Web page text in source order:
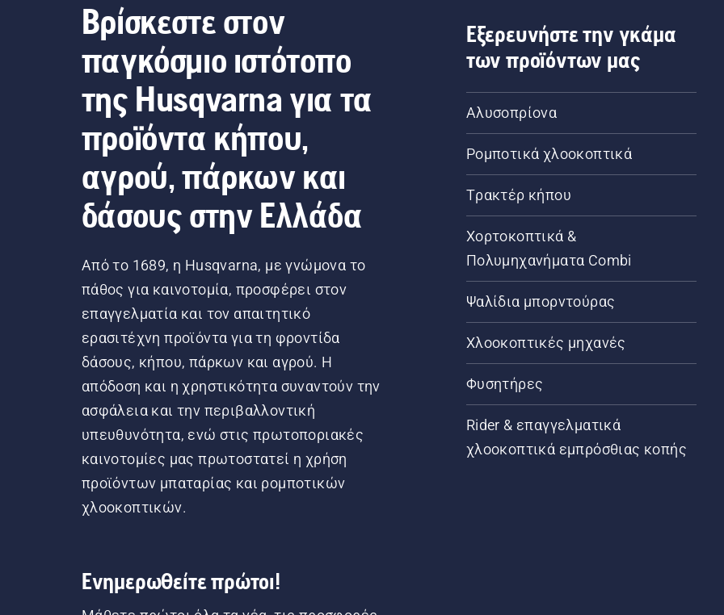
Βρίσκεστε στον
παγκόσμιο ιστότοπο
της Husqvarna για τα
προϊόντα κήπου,
αγρού, πάρκων και
δάσους στην Ελλάδα
Από το 1689, η Husqvarna, με γνώμονα το
πάθος για καινοτομία, προσφέρει στον
επαγγελματία και τον απαιτητικό
ερασιτέχνη προϊόντα για τη φροντίδα
δάσους, κήπου, πάρκων και αγρού. Η
απόδοση και η χρηστικότητα συναντούν την
ασφάλεια και την περιβαλλοντική
υπευθυνότητα, ενώ στις πρωτοποριακές
καινοτομίες μας πρωτοστατεί η χρήση
προϊόντων μπαταρίας και ρομποτικών
χλοοκοπτικών.
Ενημερωθείτε πρώτοι!
Εξερευνήστε την γκάμα
των προϊόντων μας
Αλυσοπρίονα
Ρομποτικά χλοοκοπτικά
Τρακτέρ κήπου
Χορτοκοπτικά &
Πολυμηχανήματα Combi
Ψαλίδια μπορντούρας
Χλοοκοπτικές μηχανές
Φυσητήρες
Rider & επαγγελματικά
χλοοκοπτικά εμπρόσθιας κοπής